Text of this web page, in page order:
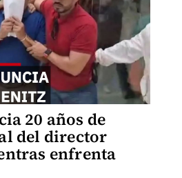
20 años de
del director
enfrenta